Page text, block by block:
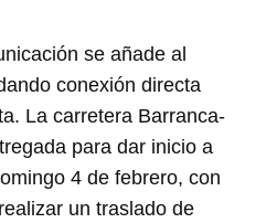
se añade al
conexión directa
La carretera Barranca-
para dar inicio a
4 de febrero, con
un traslado de